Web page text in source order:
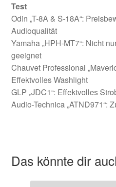
Test
Odin „T-8A & S-18A“:
Audioqualität
Yamaha „HPH-MT7“: Nicht
geeignet
Chauvet Professional
Effektvolles Washlight
GLP „JDC1“: Effektvolles
Audio-Technica „ATND971“:
Das könnte dir